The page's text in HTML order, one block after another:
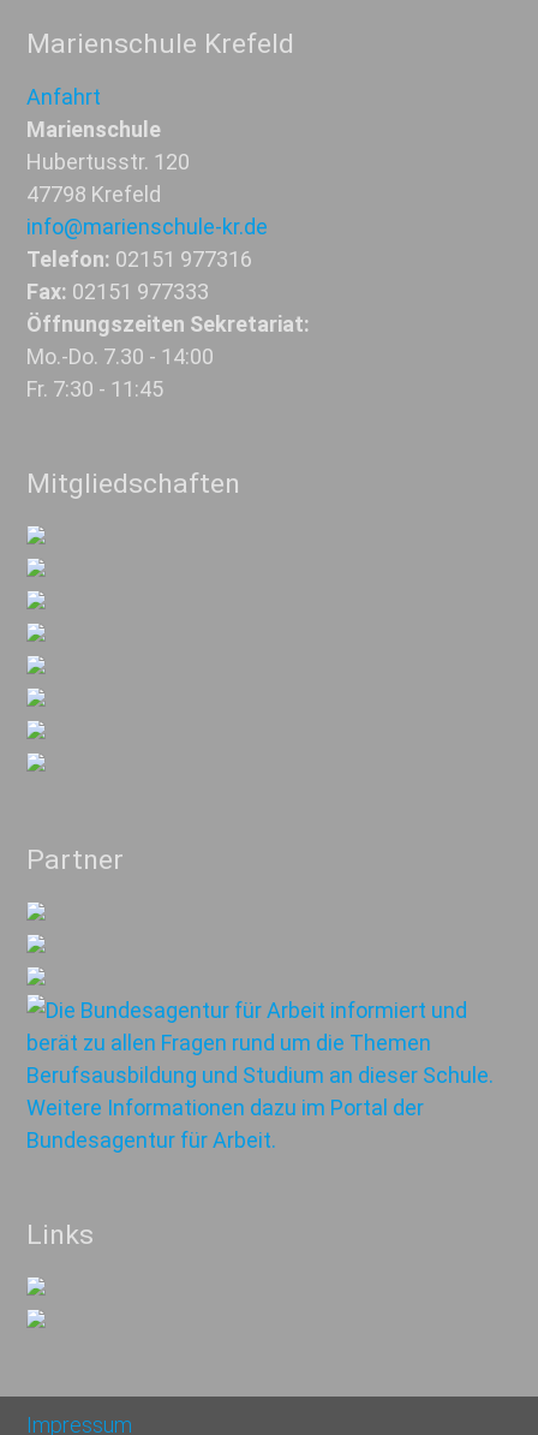
Marienschule Krefeld
Anfahrt
Marienschule
Hubertusstr. 120
47798 Krefeld
info@marienschule-kr.de
Telefon: 02151 977316
Fax: 02151 977333
Öffnungszeiten Sekretariat:
Mo.-Do. 7.30 - 14:00
Fr. 7:30 - 11:45
Mitgliedschaften
Partner
Links
Impressum